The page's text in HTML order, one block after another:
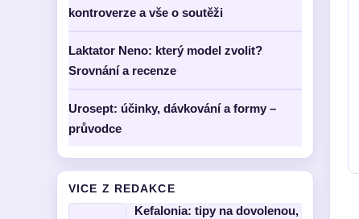
kontroverze a vše o soutěži
Laktator Neno: který model zvolit?
Srovnání a recenze
Urosept: účinky, dávkování a formy –
průvodce
VICE Z REDAKCE
Kefalonia: tipy na dovolenou,